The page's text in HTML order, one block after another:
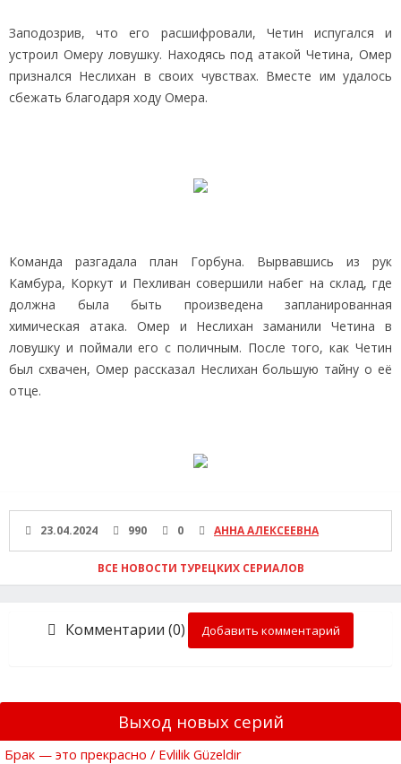
Заподозрив, что его расшифровали, Четин испугался и
устроил Омеру ловушку. Находясь под атакой Четина, Омер
признался Неслихан в своих чувствах. Вместе им удалось
сбежать благодаря ходу Омера.
Команда разгадала план Горбуна. Вырвавшись из рук
Камбура, Коркут и Пехливан совершили набег на склад, где
должна была быть произведена запланированная
химическая атака. Омер и Неслихан заманили Четина в
ловушку и поймали его с поличным. После того, как Четин
был схвачен, Омер рассказал Неслихан большую тайну о её
отце.
23.04.2024 990 0 АННА АЛЕКСЕЕВНА
ВСЕ НОВОСТИ ТУРЕЦКИХ СЕРИАЛОВ
Комментарии (0) Добавить комментарий
Выход новых серий
Брак — это прекрасно / Evlilik Güzeldir